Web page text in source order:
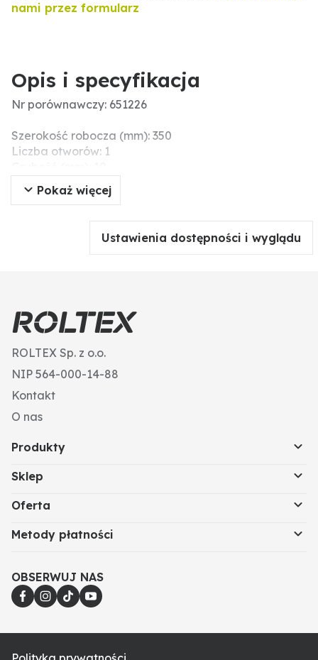
nami przez formularz
Opis i specyfikacja
Nr porównawczy: 651226
Szerokość robocza (mm): 350
Liczba otworów: 1
Ø otworu (mm): 13,5
Wersja: do uchwytu zęba 25 mm
nicht mit einem Druckluftwerkzeug anziehen, da
dieses das Verschleißteil beschädigen kann
Pokaż więcej
Ustawienia dostępności i wyglądu
ROLTEX Sp. z o.o.
NIP 564-000-14-88
Kontakt
O nas
Produkty
Sklep
Oferta
Metody płatności
OBSERWUJ NAS